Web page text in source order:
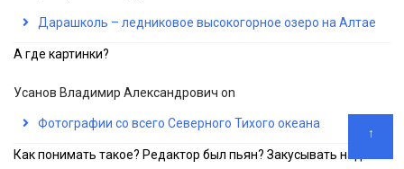
Дарашколь – ледниковое высокогорное озеро на Алтае
А где картинки?
Усанов Владимир Александрович on
Фотографии со всего Северного Тихого океана
Как понимать такое? Редактор был пьян? Закусывать надо!
↑